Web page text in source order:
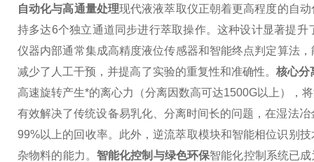
自动化与高通量处理现代液液萃取仪正朝着更高程度的自
持多达6个独立通道同步进行萃取操作。这种设计显著提
仪器内部通常集成高精度液位传感器和智能终点判定算法
减少了人工干预，并提高了实验的重复性和准确性。核心分
高速旋转产生*的离心力（分离因数高可达1500G以上），
有效解决了传统设备易乳化、分离时间长的问题，在湿法
99%以上的回收率。 此外，逆流萃取模块和智能相位识别
杂物料的能力。 智能化控制与绿色环保智能化控制系统已